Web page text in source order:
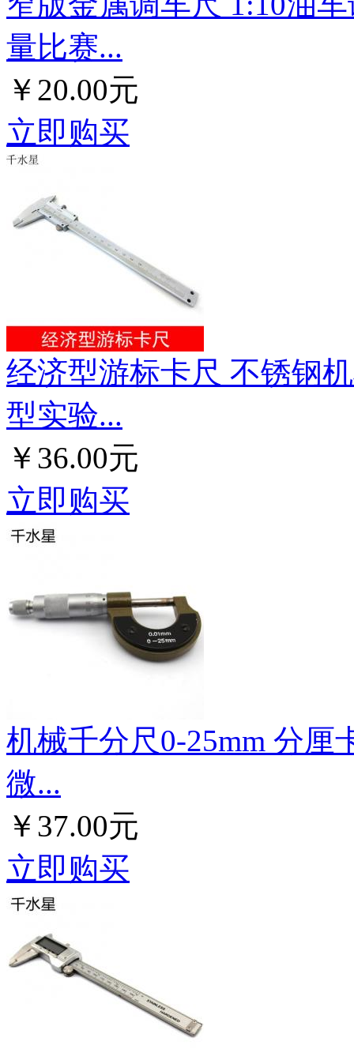
量比赛...
￥20.00元
立即购买
经济型游标卡尺 不锈钢
型实验...
￥36.00元
立即购买
机械千分尺0-25mm 分厘
微...
￥37.00元
立即购买